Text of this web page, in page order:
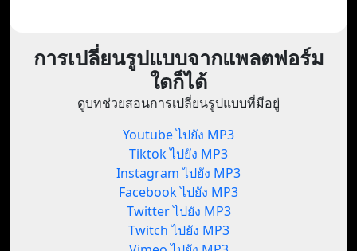
การเปลี่ยนรูปแบบจากแพลตฟอร์ม
ใดก็ได้
ดูบทช่วยสอนการเปลี่ยนรูปแบบที่มีอยู่
Youtube ไปยัง MP3
Tiktok ไปยัง MP3
Instagram ไปยัง MP3
Facebook ไปยัง MP3
Twitter ไปยัง MP3
Twitch ไปยัง MP3